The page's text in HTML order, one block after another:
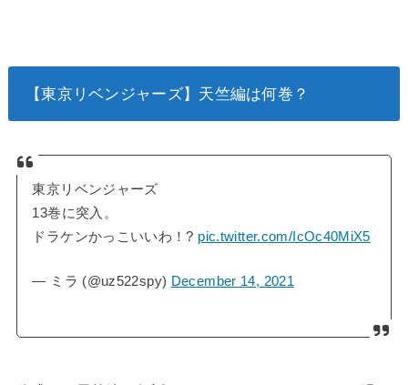
【東京リベンジャーズ】天竺編は何巻？
東京リベンジャーズ
13巻に突入。
ドラケンかっこいいわ！? pic.twitter.com/IcOc40MiX5
— ミラ (@uz522spy) December 14, 2021